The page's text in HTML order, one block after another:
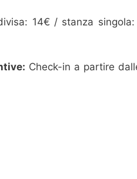
14€ / stanza
Check-in a partire